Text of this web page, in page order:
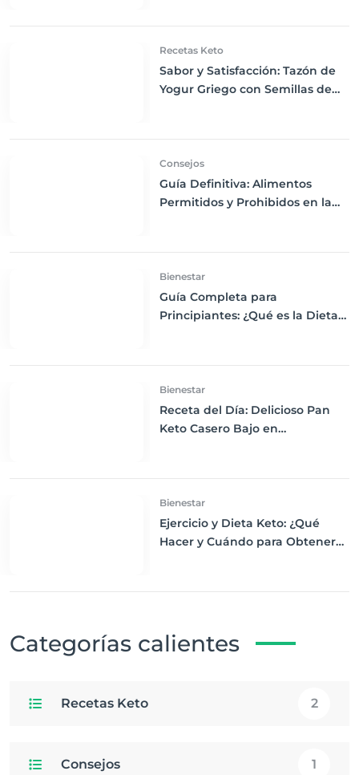
Recetas Keto
Sabor y Satisfacción: Tazón de
Yogur Griego con Semillas de
Consejos
Guía Definitiva: Alimentos
Permitidos y Prohibidos en la
Bienestar
Guía Completa para
Principiantes: ¿Qué es la Dieta
Bienestar
Receta del Día: Delicioso Pan
Keto Casero Bajo en
Bienestar
Ejercicio y Dieta Keto: ¿Qué
Hacer y Cuándo para Obtener
Categorías calientes
Recetas Keto 2
Consejos 1